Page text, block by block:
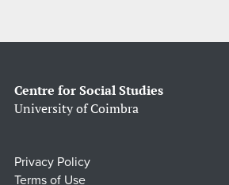
Centre for Social Studies
University of Coimbra
Privacy Policy
Terms of Use